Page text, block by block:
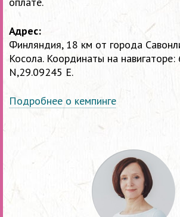
Адрес:
Финляндия, 18 км от города
Косола. Координаты на
N,29.09245 Е.
Подробнее о кемпинге